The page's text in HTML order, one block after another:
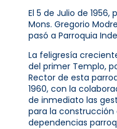
El 5 de Julio de 1956,
Mons. Gregorio
pasó a Parroquia
La feligresía
del primer Templo,
Rector de esta
1960, con la
de inmediato las
para la
dependencias